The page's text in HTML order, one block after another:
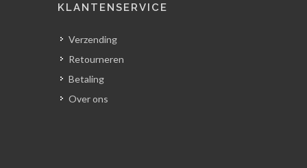
KLANTENSERVICE
Verzending
Retourneren
Betaling
Over ons